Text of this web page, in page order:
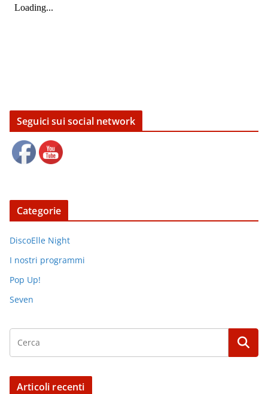
Seguici sui social network
Categorie
DiscoElle Night
I nostri programmi
Pop Up!
Seven
Articoli recenti